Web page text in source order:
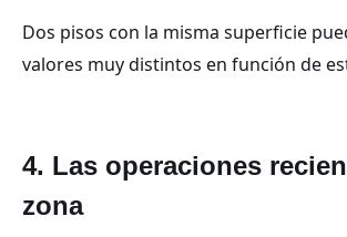
Dos pisos con la misma superficie
valores muy distintos en función de
4. Las operaciones
zona